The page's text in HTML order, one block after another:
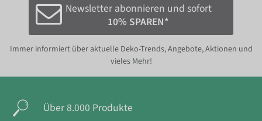
Newsletter abonnieren und sofort
10% SPAREN*
Immer informiert über aktuelle Deko-Trends, Angebote, Aktionen und
vieles Mehr!
Über 8.000 Produkte